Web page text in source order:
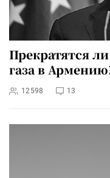
Прекратятся
газа в
12598 13